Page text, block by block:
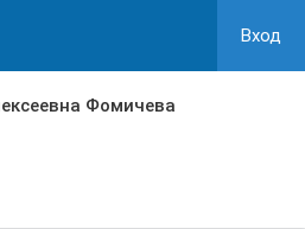
Вход
Фомичева